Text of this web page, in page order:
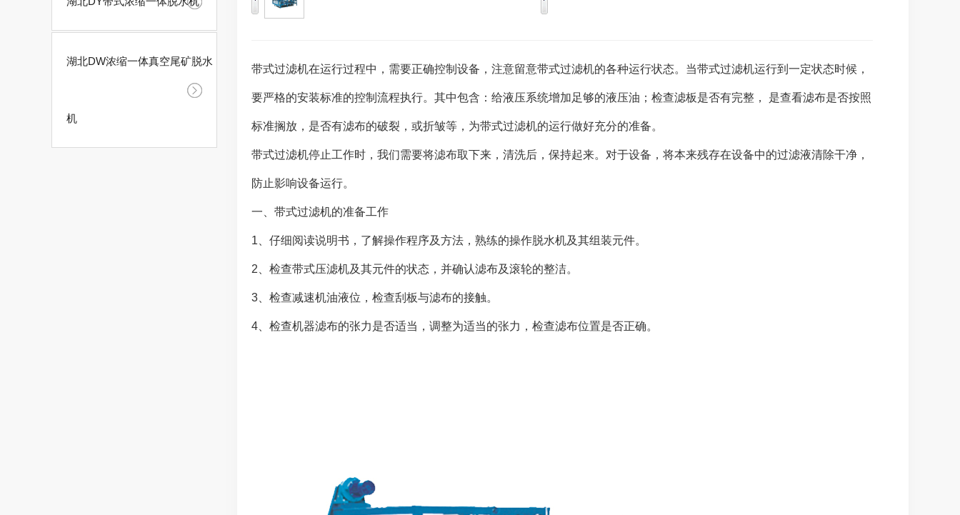
湖北DW浓缩一体真空尾矿脱水
机
带式过滤机在运行过程中，需要正确控制设备，注意留意带式过滤机的各种运行状态。当带式过滤机运行到一定状态时候，
要严格的安装标准的控制流程执行。其中包含：给液压系统增加足够的液压油；检查滤板是否有完整， 是查看滤布是否按照
标准搁放，是否有滤布的破裂，或折皱等，为带式过滤机的运行做好充分的准备。
带式过滤机停止工作时，我们需要将滤布取下来，清洗后，保持起来。对于设备，将本来残存在设备中的过滤液清除干净，
防止影响设备运行。
一、带式过滤机的准备工作
1、仔细阅读说明书，了解操作程序及方法，熟练的操作脱水机及其组装元件。
2、检查带式压滤机及其元件的状态，并确认滤布及滚轮的整洁。
3、检查减速机油液位，检查刮板与滤布的接触。
4、检查机器滤布的张力是否适当，调整为适当的张力，检查滤布位置是否正确。